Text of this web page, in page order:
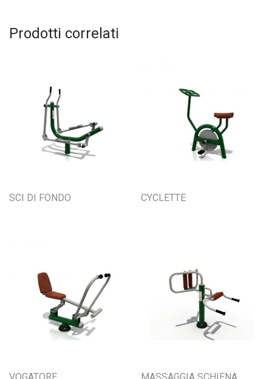
Prodotti correlati
SCI DI FONDO CYCLETTE